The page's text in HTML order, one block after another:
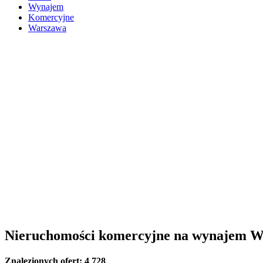
Wynajem
Komercyjne
Warszawa
Nieruchomości komercyjne na wynajem
Znalezionych ofert: 4 728